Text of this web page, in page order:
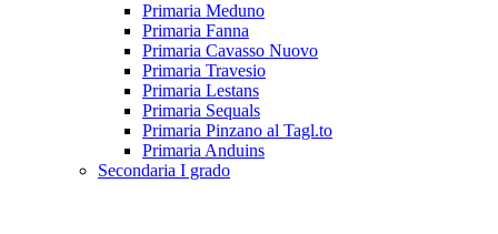
Primaria Meduno
Primaria Fanna
Primaria Cavasso Nuovo
Primaria Travesio
Primaria Lestans
Primaria Sequals
Primaria Pinzano al Tagl.to
Primaria Anduins
Secondaria I grado